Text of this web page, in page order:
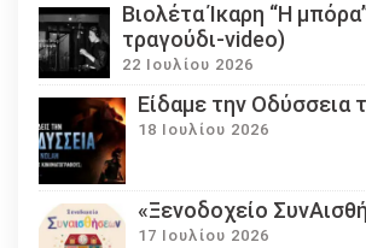
Βιολέτα Ίκαρη “Η
τραγούδι-video)
22 Ιουλίου 2026
Eίδαμε την Οδύσσεια
18 Ιουλίου 2026
«Ξενοδοχείο
17 Ιουλίου 2026